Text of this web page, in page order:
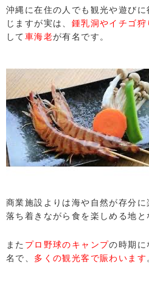
沖縄に在住の人でも観光や遊び
じますが実は、 鍾乳洞やイチゴ狩
して車海老が有名です。
商業施設よりは海や自然が存分
落ち着きながら食を楽しめる地と
また プロ野球のキャンプの時期に
名で、 多くの観光客で賑わいます